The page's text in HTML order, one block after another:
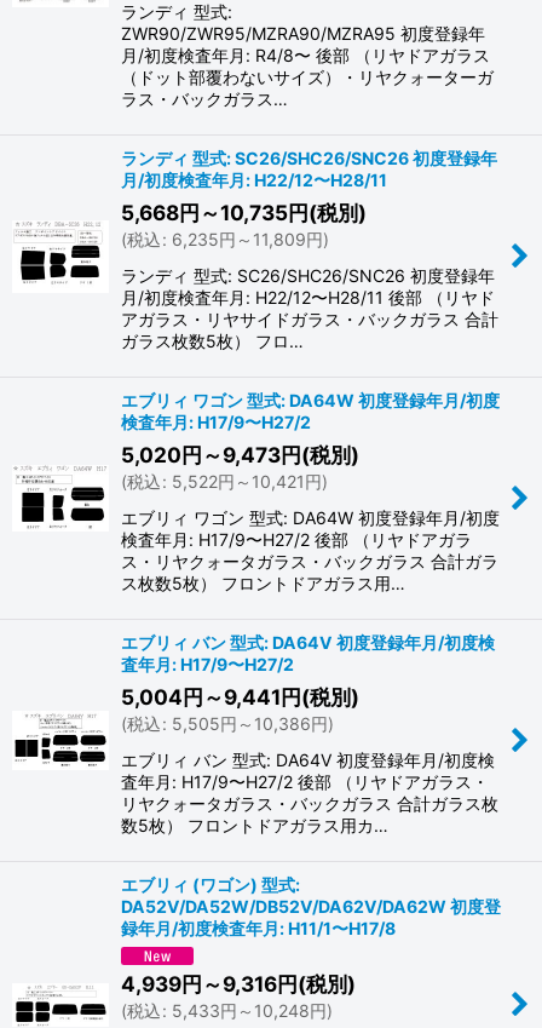
ランディ 型式:
ZWR90/ZWR95/MZRA90/MZRA95 初度登録年
月/初度検査年月: R4/8〜 後部 （リヤドアガラス
（ドット部覆わないサイズ）・リヤクォーターガ
ラス・バックガラス…
ランディ 型式: SC26/SHC26/SNC26 初度登録年
月/初度検査年月: H22/12〜H28/11
5,668円～10,735円(税別)
(税込: 6,235円 ～11,809円)
ランディ 型式: SC26/SHC26/SNC26 初度登録年
月/初度検査年月: H22/12〜H28/11 後部 （リヤド
アガラス・リヤサイドガラス・バックガラス 合計
ガラス枚数5枚） フロ…
エブリィ ワゴン 型式: DA64W 初度登録年月/初度
検査年月: H17/9〜H27/2
5,020円～9,473円(税別)
(税込: 5,522円 ～10,421円)
エブリィ ワゴン 型式: DA64W 初度登録年月/初度
検査年月: H17/9〜H27/2 後部 （リヤドアガラ
ス・リヤクォータガラス・バックガラス 合計ガラ
ス枚数5枚） フロントドアガラス用…
エブリィ バン 型式: DA64V 初度登録年月/初度検
査年月: H17/9〜H27/2
5,004円～9,441円(税別)
(税込: 5,505円 ～10,386円)
エブリィ バン 型式: DA64V 初度登録年月/初度検
査年月: H17/9〜H27/2 後部 （リヤドアガラス・
リヤクォータガラス・バックガラス 合計ガラス枚
数5枚） フロントドアガラス用カ…
エブリィ (ワゴン) 型式:
DA52V/DA52W/DB52V/DA62V/DA62W 初度登
録年月/初度検査年月: H11/1〜H17/8
4,939円～9,316円(税別)
(税込: 5,433円 ～10,248円)